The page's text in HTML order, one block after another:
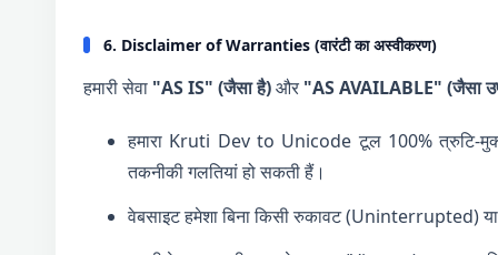
6. Disclaimer of Warranties (वारंटी का अस्वीकरण)
हमारी सेवा "AS IS" (जैसा है)और "AS AVAILABLE" (जैसा
हमारा Kruti Dev to Unicode टूल 100% त्रुटि-
तकनीकी गलतियां हो सकती हैं।
वेबसाइट हमेशा बिना किसी रुकावट (Uninterrupted)